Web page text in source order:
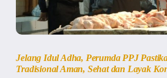
Jelang Idul Adha, Perumda PPJ
Tradisional Aman, Sehat dan Layak